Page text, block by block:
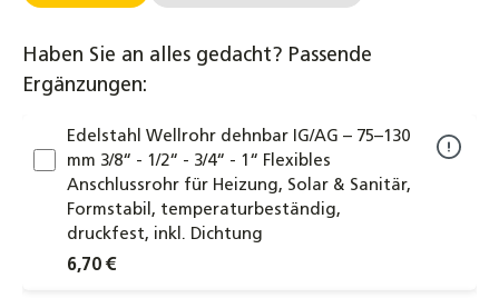
Haben Sie an alles gedacht? Passende
Ergänzungen:
Edelstahl Wellrohr dehnbar IG/AG – 75–130
mm 3/8“ - 1/2“ - 3/4“ - 1“ Flexibles
Anschlussrohr für Heizung, Solar & Sanitär,
Formstabil, temperaturbeständig,
druckfest, inkl. Dichtung
6,70 €